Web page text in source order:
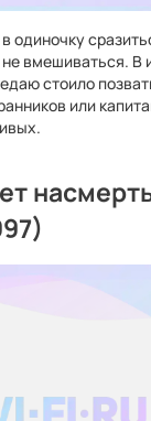
одиночку
вмешиваться. В
стоило
или